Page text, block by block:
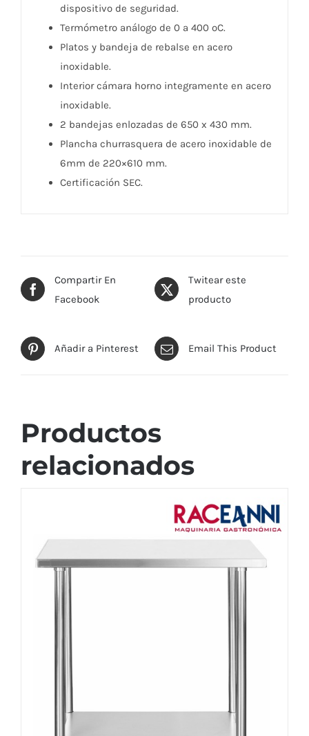
dispositivo de seguridad.
Termómetro análogo de 0 a 400 ºC.
Platos y bandeja de rebalse en acero
inoxidable.
Interior cámara horno integramente en acero
inoxidable.
2 bandejas enlozadas de 650 x 430 mm.
Plancha churrasquera de acero inoxidable de
6mm de 220×610 mm.
Certificación SEC.
Compartir En
Facebook
Twitear este
producto
Añadir a Pinterest Email This Product
Productos
relacionados